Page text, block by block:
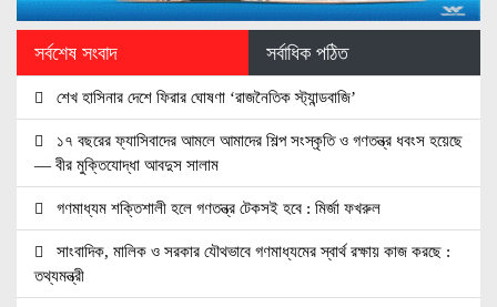
সর্বশেষ সংবাদ সর্বাধিক পঠিত
শেখ হাসিনার দেশে ফিরার ঘোষণা ‘রাজনৈতিক স্ট্যান্ডবাজি’
১৭ বছরের ফ্যাসিবাদের আমলে আমাদের শিল্প সংস্কৃতি ও গণতন্ত্র ধবংস হয়েছে
— বীর মুক্তিযোদ্ধা আবদুস সালাম
গণমাধ্যম শক্তিশালী হলে গণতন্ত্র টেকসই হবে : মির্জা ফখরুল
সাংবাদিক, মালিক ও সরকার যৌথভাবে গণমাধ্যমের স্বার্থ রক্ষায় কাজ করছে :
তথ্যমন্ত্রী